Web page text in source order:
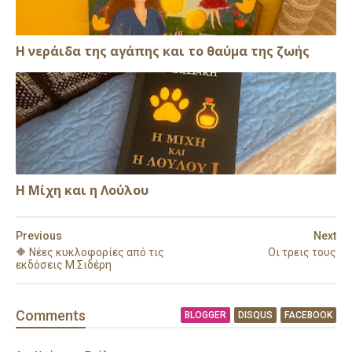
Η νεράιδα της αγάπης και το θαύμα της ζωής
Η Μίχη και η Λούλου
Next
Οι τρεις τους
Previous
🔶 Νέες κυκλοφορίες από τις
εκδόσεις Μ.Σιδέρη
Comments BLOGGER DISQUS FACEBOOK